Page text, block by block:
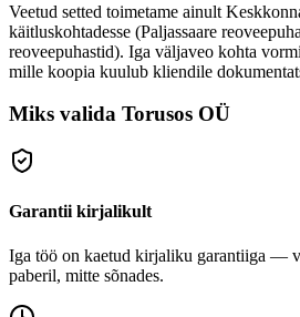
Veetud setted toimetame ainult
käitluskohtadesse (Paljassaare
reoveepuhastid). Iga väljaveo kohta
mille koopia kuulub kliendile
Miks valida Torusos OÜ
Garantii kirjalikult
Iga töö on kaetud kirjaliku garantiiga —
paberil, mitte sõnades.